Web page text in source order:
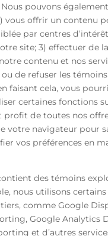
Nous pouvons
vous offrir un contenu
par centres
site; 3) effectuer de
contenu et nos
de refuser les
faisant cela, vous
certaines fonctions
de toutes nos
votre navigateur pour
vos préférences en
des témoins
nous utilisons certains
comme Google
Google Analytics
et d’autres